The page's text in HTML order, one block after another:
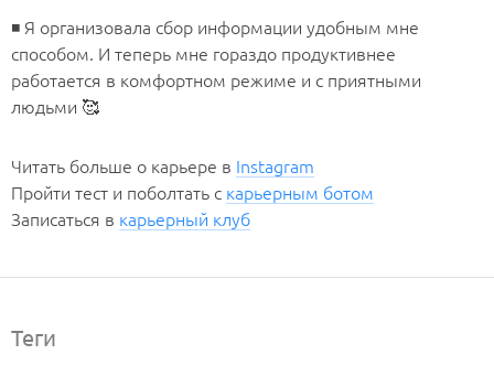
◾️ Я организовала сбор информации удобным мне
способом. И теперь мне гораздо продуктивнее
работается в комфортном режиме и с приятными
людьми 🥰
Читать больше о карьере в Instagram
Пройти тест и поболтать с карьерным ботом
Записаться в карьерный клуб
Теги